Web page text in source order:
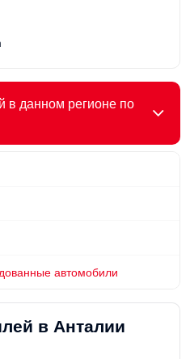
в Анталии
в данном регионе по
автомобили